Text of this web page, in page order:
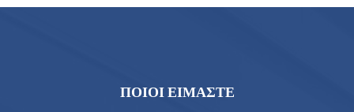
ΠΟΙΟΙ ΕΙΜΑΣΤΕ